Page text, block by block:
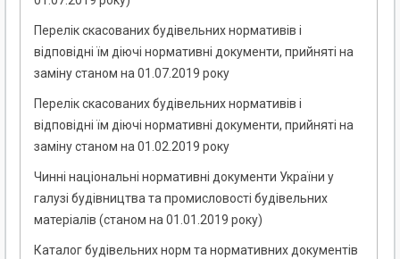
Перелік скасованих будівельних нормативів і
відповідні їм діючі нормативні документи, прийняті на
заміну станом на 01.07.2019 року
Перелік скасованих будівельних нормативів і
відповідні їм діючі нормативні документи, прийняті на
заміну станом на 01.02.2019 року
Чинні національні нормативні документи України у
галузі будівництва та промисловості будівельних
матеріалів (станом на 01.01.2019 року)
Каталог будівельних норм та нормативних документів